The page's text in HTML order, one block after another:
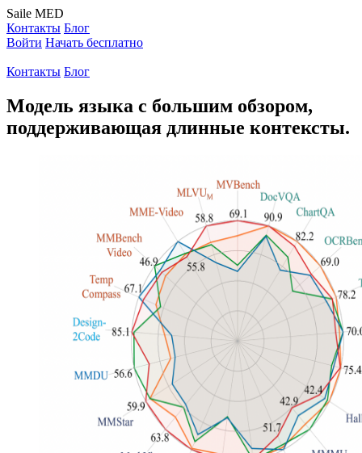
Saile MED
Контакты Блог
Войти Начать бесплатно
Контакты Блог
Модель языка с большим обзором,
поддерживающая длинные контексты.